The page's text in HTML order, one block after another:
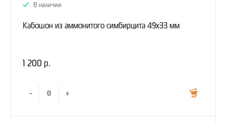
В наличии
Кабошон из аммонитого симбирцита 49х33 мм
1 200 р.
- +